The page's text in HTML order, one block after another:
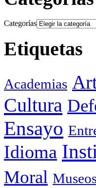
Categorías
Etiquetas
Academias
Cultura
Ensayo
Idioma
Moral